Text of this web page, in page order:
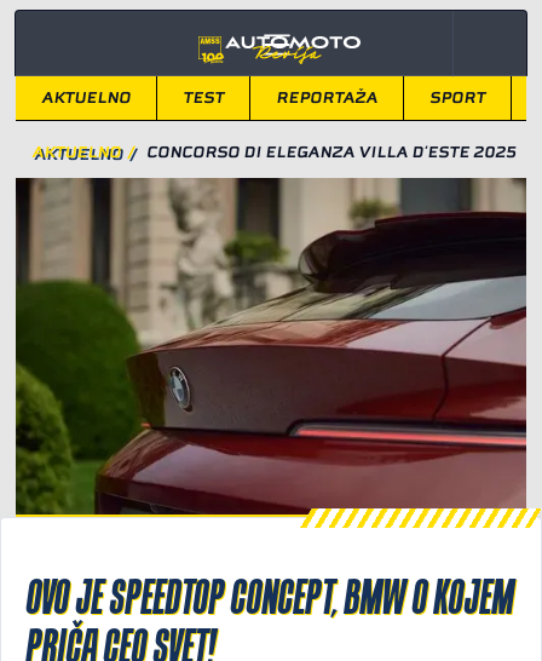
Light/Dark mode
AKTUELNO TEST REPORTAŽA SPORT
AKTUELNO / CONCORSO DI ELEGANZA VILLA D‘ESTE 2025
OVO JE SPEEDTOP CONCEPT, BMW O KOJEM
PRIČA CEO SVET!